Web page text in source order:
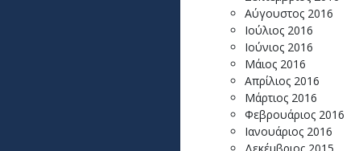
Αύγουστος 2016
Ιούλιος 2016
Ιούνιος 2016
Μάιος 2016
Απρίλιος 2016
Μάρτιος 2016
Φεβρουάριος 2016
Ιανουάριος 2016
Δεκέμβριος 2015